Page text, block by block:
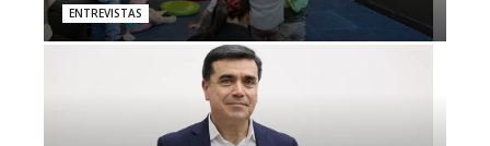
ENTREVISTAS